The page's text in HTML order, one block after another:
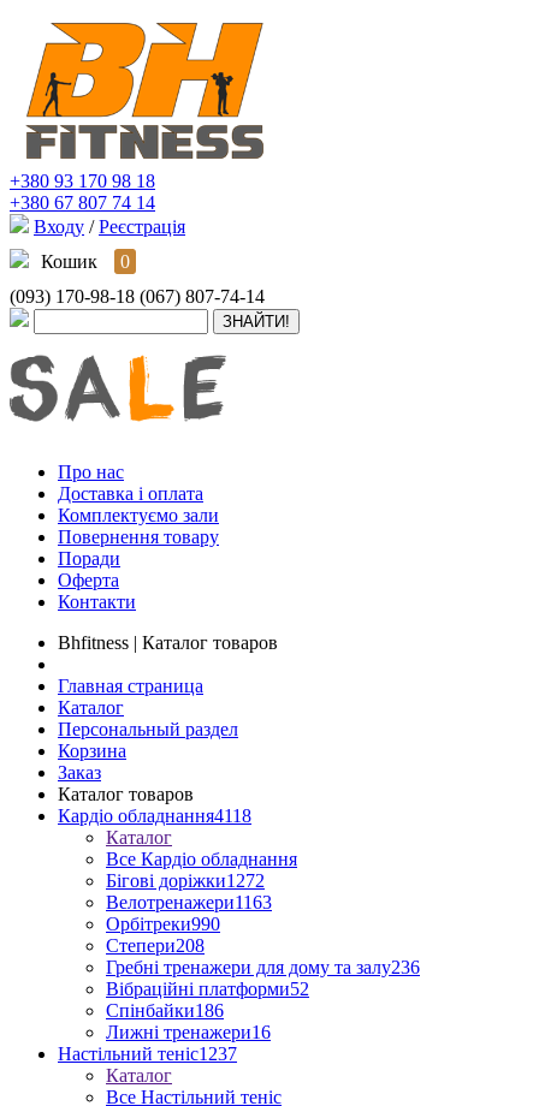
+380 93 170 98 18
+380 67 807 74 14
Входу / Реєстрація
Кошик
0
(093) 170-98-18 (067) 807-74-14
Про нас
Доставка і оплата
Комплектуємо зали
Повернення товару
Поради
Оферта
Контакти
Bhfitness | Каталог товаров
Главная страница
Каталог
Персональный раздел
Корзина
Заказ
Каталог товаров
Кардіо обладнання4118
Каталог
Все Кардіо обладнання
Бігові доріжки1272
Велотренажери1163
Орбітреки990
Степери208
Гребні тренажери для дому та залу236
Вібраційні платформи52
Спінбайки186
Лижні тренажери16
Настільний теніс1237
Каталог
Все Настільний теніс